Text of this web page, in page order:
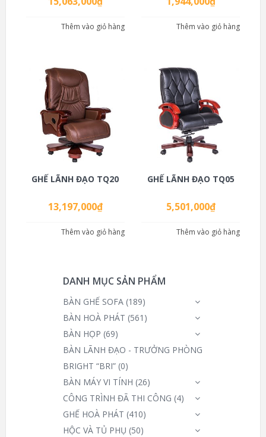
Thêm vào giỏ hàng Thêm vào giỏ hàng
GHẾ LÃNH ĐẠO TQ20
13,197,000₫
Thêm vào giỏ hàng
GHẾ LÃNH ĐẠO TQ05
5,501,000₫
Thêm vào giỏ hàng
DANH MỤC SẢN PHẨM
BÀN GHẾ SOFA (189)
BÀN HOÀ PHÁT (561)
BÀN HỌP (69)
BÀN LÃNH ĐẠO - TRƯỞNG PHÒNG
BRIGHT “BRI” (0)
BÀN MÁY VI TÍNH (26)
CÔNG TRÌNH ĐÃ THI CÔNG (4)
GHẾ HOÀ PHÁT (410)
HỘC VÀ TỦ PHỤ (50)